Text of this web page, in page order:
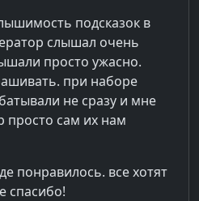
подсказок в
слышал очень
просто ужасно.
при наборе
не сразу и мне
просто сам их нам
понравилось. все хотят
спасибо!